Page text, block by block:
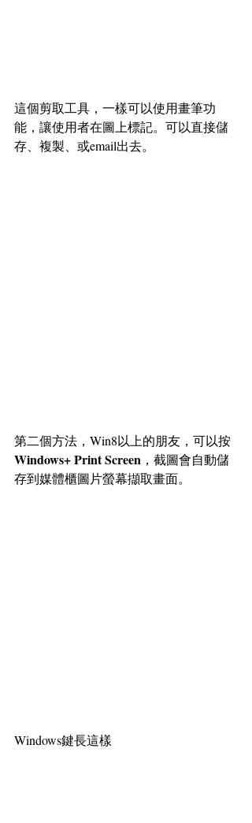
這個剪取工具，一樣可以使用畫筆功
能，讓使用者在圖上標記。可以直接儲
存、複製、或email出去。
第二個方法，Win8以上的朋友，可以按
Windows+ Print Screen ，截圖會自動儲
存到媒體櫃圖片螢幕擷取畫面。
Windows鍵長這樣